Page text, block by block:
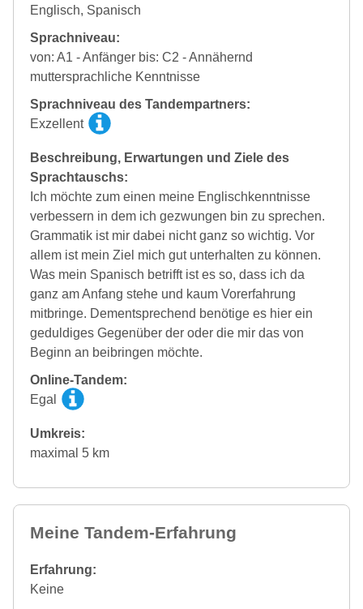
Englisch, Spanisch
Sprachniveau:
von: A1 - Anfänger bis: C2 - Annähernd
muttersprachliche Kenntnisse
Sprachniveau des Tandempartners:
Exzellent
Beschreibung, Erwartungen und Ziele des
Sprachtauschs:
Ich möchte zum einen meine Englischkenntnisse
verbessern in dem ich gezwungen bin zu sprechen.
Grammatik ist mir dabei nicht ganz so wichtig. Vor
allem ist mein Ziel mich gut unterhalten zu können.
Was mein Spanisch betrifft ist es so, dass ich da
ganz am Anfang stehe und kaum Vorerfahrung
mitbringe. Dementsprechend benötige es hier ein
geduldiges Gegenüber der oder die mir das von
Beginn an beibringen möchte.
Online-Tandem:
Egal
Umkreis:
maximal 5 km
Meine Tandem-Erfahrung
Erfahrung:
Keine